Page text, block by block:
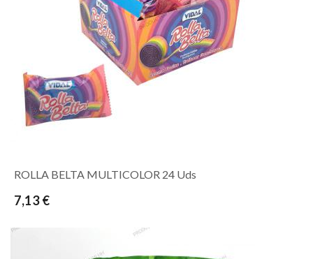
ROLLA BELTA MULTICOLOR 24 Uds
7,13 €